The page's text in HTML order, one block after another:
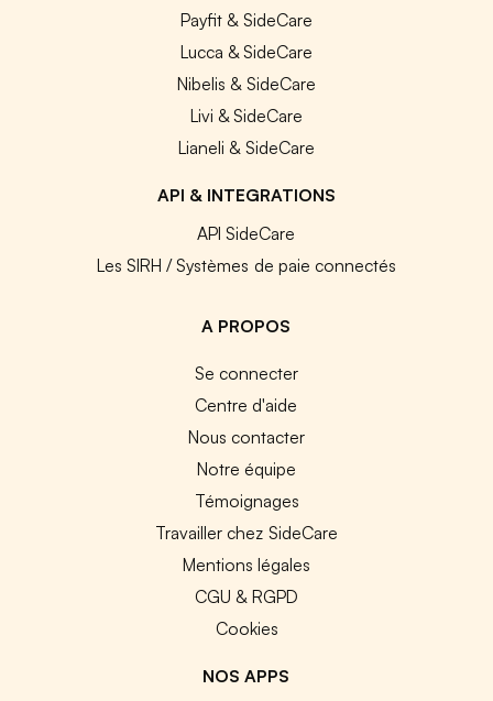
Payfit & SideCare
Lucca & SideCare
Nibelis & SideCare
Livi & SideCare
Lianeli & SideCare
API & INTEGRATIONS
API SideCare
Les SIRH / Systèmes de paie connectés
A PROPOS
Se connecter
Centre d'aide
Nous contacter
Notre équipe
Témoignages
Travailler chez SideCare
Mentions légales
CGU & RGPD
Cookies
NOS APPS